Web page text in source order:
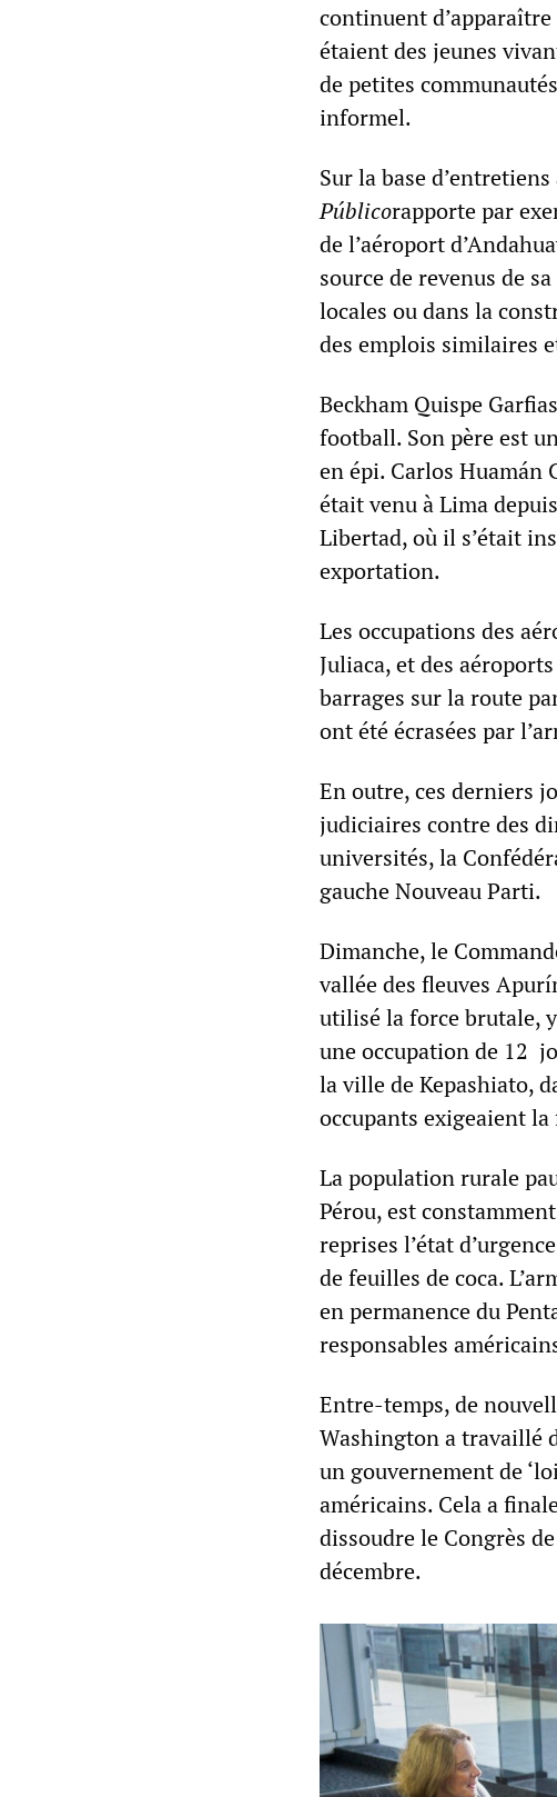
continuent
étaient des jeunes
de petites
informel.
Sur la base
Públicorapporte par
de l’aéroport
source de revenus de
locales ou dans la
des emplois similaires
Beckham Quispe
football. Son père est
en épi. Carlos Huamán
était venu à Lima
Libertad, où il s’était
exportation.
Les occupations des
Juliaca, et des
barrages sur la route
ont été écrasées par
En outre, ces derniers
judiciaires contre des
universités, la
gauche Nouveau Parti.
Dimanche, le
vallée des fleuves
utilisé la force brutale,
une occupation de 12
la ville de Kepashiato,
occupants exigeaient
La population rurale
Pérou, est
reprises l’état
de feuilles de coca.
en permanence du
responsables
Entre-temps, de
Washington a travaillé
un gouvernement de
américains. Cela a
dissoudre le Congrès
décembre.